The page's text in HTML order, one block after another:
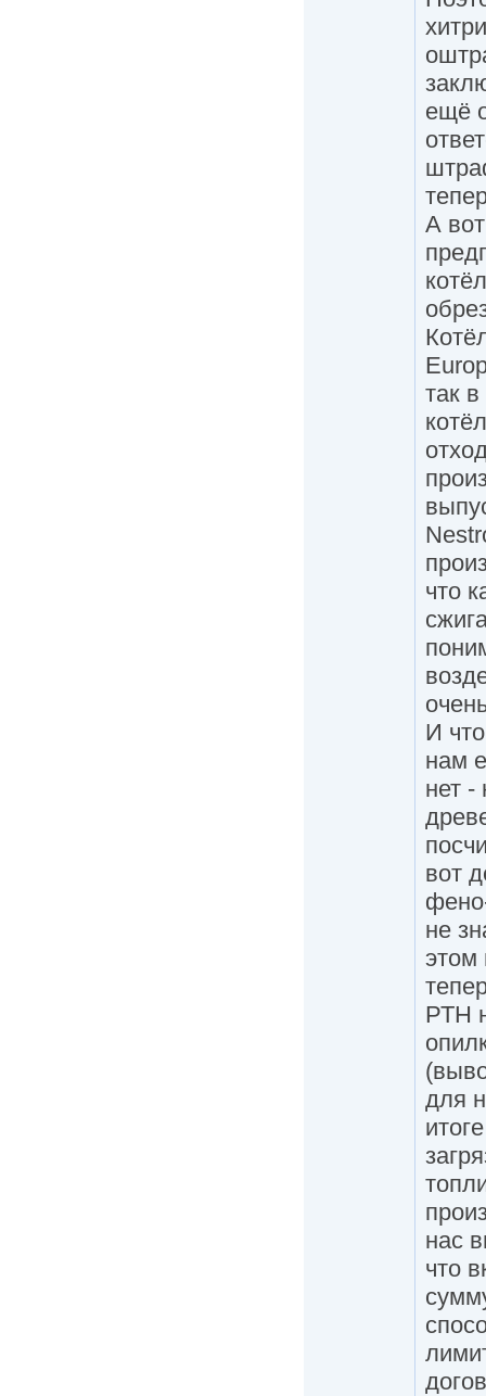
ещё
А
так
что
И
нам
нет -
вот
не
этом
РТН
для
нас
что